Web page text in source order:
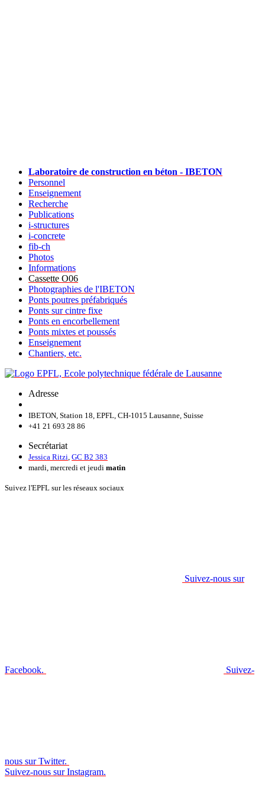
Laboratoire de construction en béton - IBETON
Personnel
Enseignement
Recherche
Publications
i-structures
i-concrete
fib-ch
Photos
Informations
Cassette O06
Photographies de l'IBETON
Ponts poutres préfabriqués
Ponts sur cintre fixe
Ponts en encorbellement
Ponts mixtes et poussés
Enseignement
Chantiers, etc.
Adresse
IBETON, Station 18, EPFL, CH-1015 Lausanne, Suisse
+41 21 693 28 86
Secrétariat
Jessica Ritzi GC B2 383
mardi, mercredi et jeudi matin
Suivez l'EPFL sur les réseaux sociaux
Suivez-nous sur
Facebook. Suivez-
nous sur Twitter.
Suivez-nous sur Instagram.